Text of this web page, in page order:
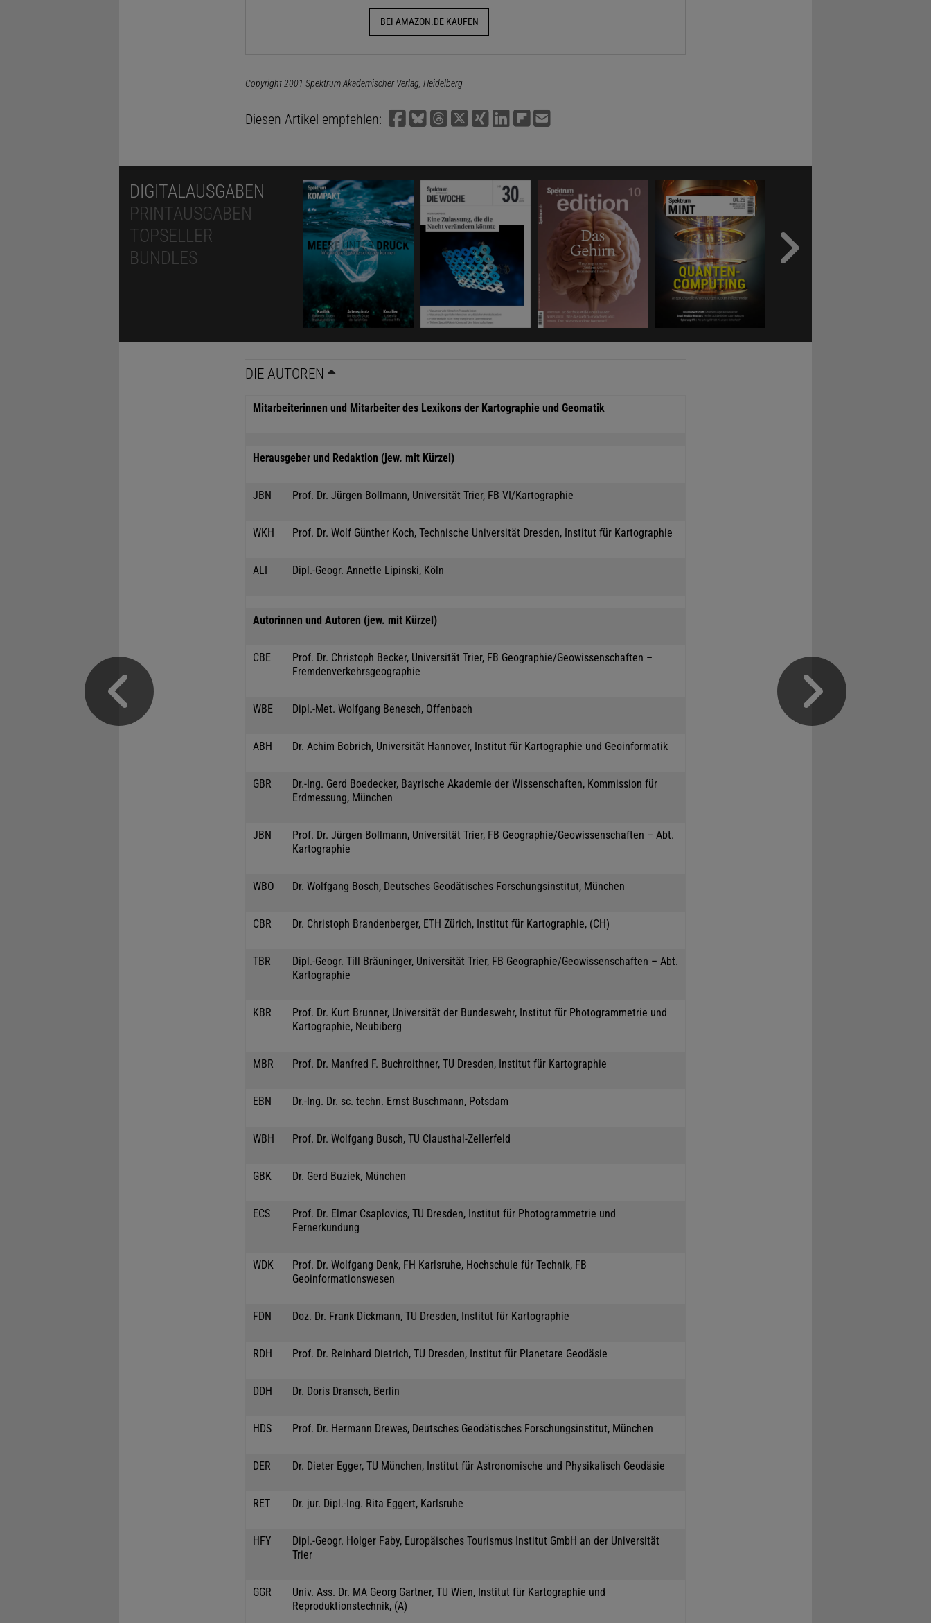
BEI AMAZON.DE KAUFEN
Copyright 2001 Spektrum Akademischer Verlag, Heidelberg
Diesen Artikel empfehlen:
DIGITALAUSGABEN
PRINTAUSGABEN
TOPSELLER
BUNDLES
DIE AUTOREN
Mitarbeiterinnen und Mitarbeiter des Lexikons der Kartographie und Geomatik
Herausgeber und Redaktion (jew. mit Kürzel)
JBN Prof. Dr. Jürgen Bollmann, Universität Trier, FB VI/Kartographie
WKH Prof. Dr. Wolf Günther Koch, Technische Universität Dresden, Institut für Kartographie
ALI Dipl.-Geogr. Annette Lipinski, Köln
Autorinnen und Autoren (jew. mit Kürzel)
CBE
Prof. Dr. Christoph Becker, Universität Trier, FB Geographie/Geowissenschaften –
Fremdenverkehrsgeographie
WBE Dipl.-Met. Wolfgang Benesch, Offenbach
ABH Dr. Achim Bobrich, Universität Hannover, Institut für Kartographie und Geoinformatik
GBR
Dr.-Ing. Gerd Boedecker, Bayrische Akademie der Wissenschaften, Kommission für
Erdmessung, München
JBN
Prof. Dr. Jürgen Bollmann, Universität Trier, FB Geographie/Geowissenschaften – Abt.
Kartographie
WBO Dr. Wolfgang Bosch, Deutsches Geodätisches Forschungsinstitut, München
CBR Dr. Christoph Brandenberger, ETH Zürich, Institut für Kartographie, (CH)
TBR
Dipl.-Geogr. Till Bräuninger, Universität Trier, FB Geographie/Geowissenschaften – Abt.
Kartographie
KBR
Prof. Dr. Kurt Brunner, Universität der Bundeswehr, Institut für Photogrammetrie und
Kartographie, Neubiberg
MBR Prof. Dr. Manfred F. Buchroithner, TU Dresden, Institut für Kartographie
EBN Dr.-Ing. Dr. sc. techn. Ernst Buschmann, Potsdam
WBH Prof. Dr. Wolfgang Busch, TU Clausthal-Zellerfeld
GBK Dr. Gerd Buziek, München
ECS
Prof. Dr. Elmar Csaplovics, TU Dresden, Institut für Photogrammetrie und
Fernerkundung
WDK
Prof. Dr. Wolfgang Denk, FH Karlsruhe, Hochschule für Technik, FB
Geoinformationswesen
FDN Doz. Dr. Frank Dickmann, TU Dresden, Institut für Kartographie
RDH Prof. Dr. Reinhard Dietrich, TU Dresden, Institut für Planetare Geodäsie
DDH Dr. Doris Dransch, Berlin
HDS Prof. Dr. Hermann Drewes, Deutsches Geodätisches Forschungsinstitut, München
DER Dr. Dieter Egger, TU München, Institut für Astronomische und Physikalisch Geodäsie
RET Dr. jur. Dipl.-Ing. Rita Eggert, Karlsruhe
HFY
Dipl.-Geogr. Holger Faby, Europäisches Tourismus Institut GmbH an der Universität
Trier
GGR
Univ. Ass. Dr. MA Georg Gartner, TU Wien, Institut für Kartographie und
Reproduktionstechnik, (A)